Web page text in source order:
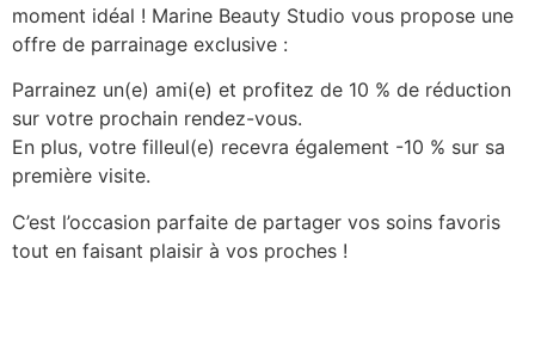
moment idéal ! Marine Beauty Studio vous propose une
offre de parrainage exclusive :
Parrainez un(e) ami(e) et profitez de 10 % de réduction
sur votre prochain rendez-vous.
En plus, votre filleul(e) recevra également -10 % sur sa
première visite.
C’est l’occasion parfaite de partager vos soins favoris
tout en faisant plaisir à vos proches !